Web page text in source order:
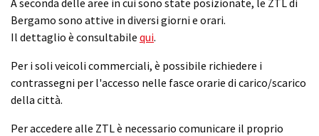
Bergamo sono attive in diversi giorni e orari.
Il dettaglio è consultabile qui.
Per i soli veicoli commerciali, è possibile richiedere i
contrassegni per l'accesso nelle fasce orarie di carico/scarico
della città.
Per accedere alle ZTL è necessario comunicare il proprio